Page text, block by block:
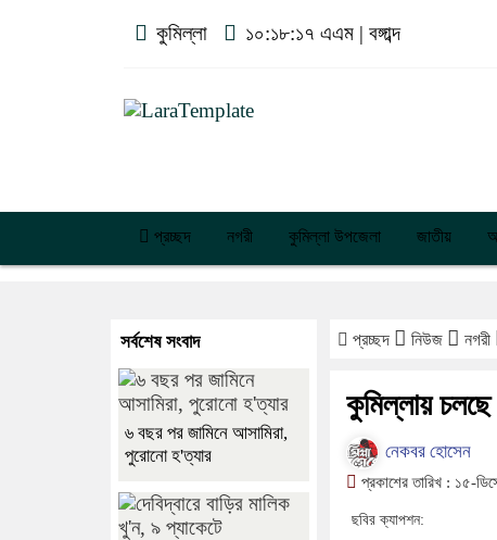
কুমিল্লা ১০:১৮:১৭ এএম | বঙ্গাব্দ
প্রচ্ছদ নগরী কুমিল্লা উপজেলা জাতীয়
প্রচ্ছদ নিউজ নগরী
কুমিল্লায় চলছে
নেকবর হোসেন
প্রকাশের তারিখ : ১৫-
ছবির ক্যাপশন:
সর্বশেষ সংবাদ
৬ বছর পর জামিনে আসামিরা,
পুরোনো হ'ত্যার